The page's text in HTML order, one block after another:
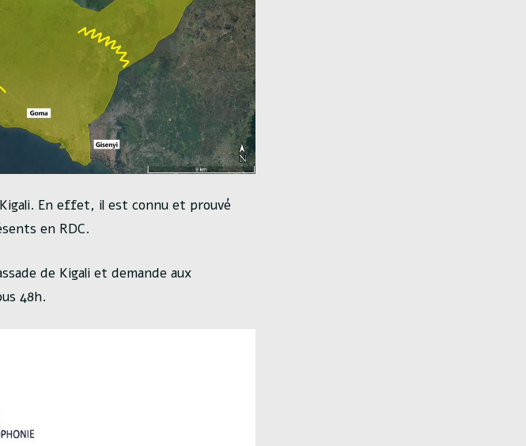
En effet, il est connu et prouvé
en RDC.
de Kigali et demande aux
48h.